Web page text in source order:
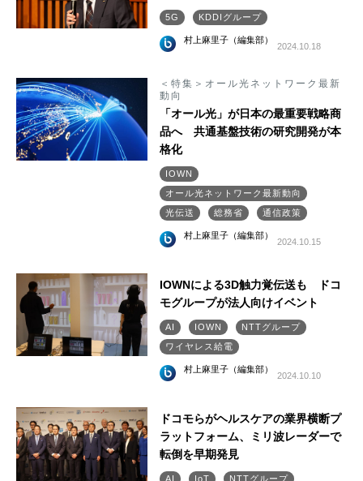
5G KDDIグループ
村上麻里子（編集部）
2024.10.18
＜特集＞オール光ネットワーク最新
動向
「オール光」が日本の最重要戦略商
品へ 共通基盤技術の研究開発が本
格化
IOWN
オール光ネットワーク最新動向
光伝送
総務省 通信政策
村上麻里子（編集部）
2024.10.15
IOWNによる3D触力覚伝送も ドコ
モグループが法人向けイベント
AI IOWN
NTTグループ
ワイヤレス給電
村上麻里子（編集部）
2024.10.10
ドコモらがヘルスケアの業界横断プ
ラットフォーム、ミリ波レーダーで
転倒を早期発見
AI IoT NTTグループ